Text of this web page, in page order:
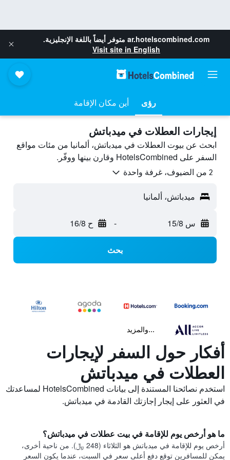
ar.hotelscombined.com متوفر أيضاً باللغة الإنجليزية.
Visit site in English
رؤى أين مكان الإقامة
إيجارات العطلات في ميدباتش
ابحث عن بيوت العطلات في ميدباتش، ألمانيا من مئات مواقع
السفر على HotelsCombined وقارن بينها ووفّر.
2 من الضيوف، غرفة واحدة
ميدباتش، ألمانيا
س 15/8 - ح 16/8
بحث
...والمزيد
أفكار حول السفر لإيجارات
العطلات في ميدباتش
استخدم نصائحنا المستندة إلى بيانات HotelsCombined لمساعدتك
في العثور على إيجار إجازتك القادمة في ميدباتش.
ما هو أرخص يوم للإقامة في بيت عطلات في ميدباتش؟
أرخص يوم للإقامة في ميدباتش هو الثلاثاء (248 ﷼). من ناحية أخرى،
يمكن للمسافرين توقع دفع أعلى سعر في السبت، عندما يكون السعر